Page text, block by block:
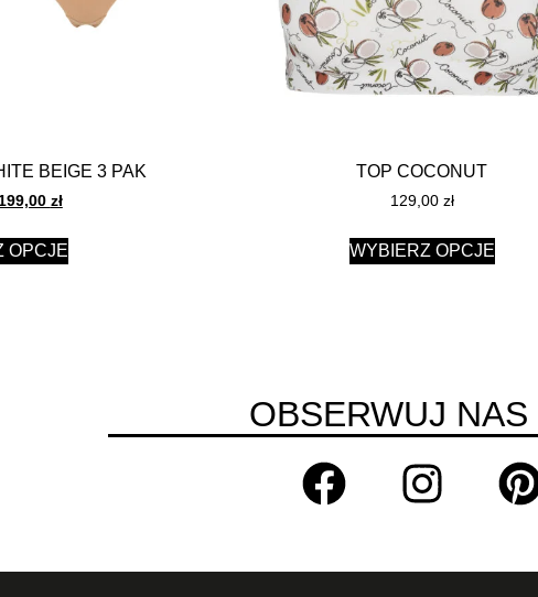
BEIGE 3 PAK
199,00 zł
OPCJE
TOP COCONUT
129,00 zł
WYBIERZ OPCJE
OBSERWUJ NAS